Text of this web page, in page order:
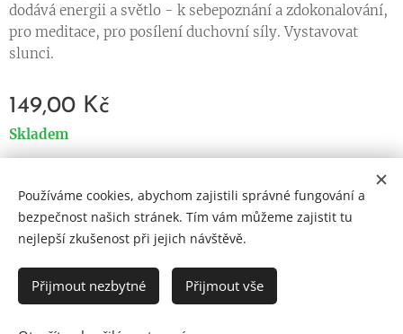
dodává energii a světlo - k sebepoznání a zdokonalování,
pro meditace, pro posílení duchovní síly. Vystavovat
slunci.
149,00 Kč
Skladem
Cookies
Jazyky
Čeština
English
Používáme cookies, abychom zajistili správné fungování a
bezpečnost našich stránek. Tím vám můžeme zajistit tu
nejlepší zkušenost při jejich návštěvě.
Přijmout nezbytné Přijmout vše